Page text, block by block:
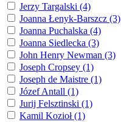
Jerzy Targalski (4)
Joanna Łenyk-Barszcz (3)
Joanna Puchalska (4)
Joanna Siedlecka (3)
John Henry Newman (3)
Joseph Cropsey (1)
Joseph de Maistre (1)
Józef Antall (1)
Jurij Felsztinski (1)
Kamil Kozioł (1)